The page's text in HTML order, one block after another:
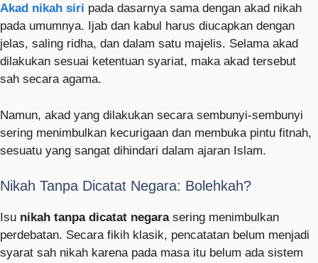
Akad nikah siri pada dasarnya sama dengan akad nikah
pada umumnya. Ijab dan kabul harus diucapkan dengan
jelas, saling ridha, dan dalam satu majelis. Selama akad
dilakukan sesuai ketentuan syariat, maka akad tersebut
sah secara agama.
Namun, akad yang dilakukan secara sembunyi-sembunyi
sering menimbulkan kecurigaan dan membuka pintu fitnah,
sesuatu yang sangat dihindari dalam ajaran Islam.
Nikah Tanpa Dicatat Negara: Bolehkah?
Isu nikah tanpa dicatat negarasering menimbulkan
perdebatan. Secara fikih klasik, pencatatan belum menjadi
syarat sah nikah karena pada masa itu belum ada sistem